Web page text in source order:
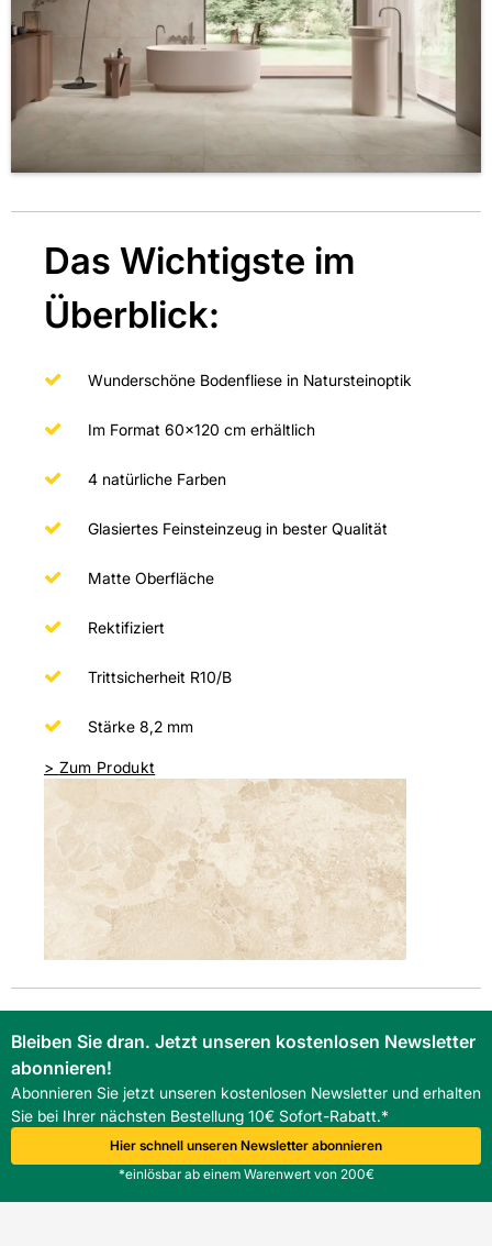
Das Wichtigste im
Überblick:
Wunderschöne Bodenfliese in Natursteinoptik
Im Format 60x120 cm erhältlich
4 natürliche Farben
Glasiertes Feinsteinzeug in bester Qualität
Matte Oberfläche
Rektifiziert
Trittsicherheit R10/B
Stärke 8,2 mm
> Zum Produkt
Bleiben Sie dran. Jetzt unseren kostenlosen Newsletter
abonnieren!
Abonnieren Sie jetzt unseren kostenlosen Newsletter und erhalten
Sie bei Ihrer nächsten Bestellung 10€ Sofort-Rabatt.*
Hier schnell unseren Newsletter abonnieren
*einlösbar ab einem Warenwert von 200€